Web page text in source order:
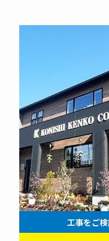
工事をご